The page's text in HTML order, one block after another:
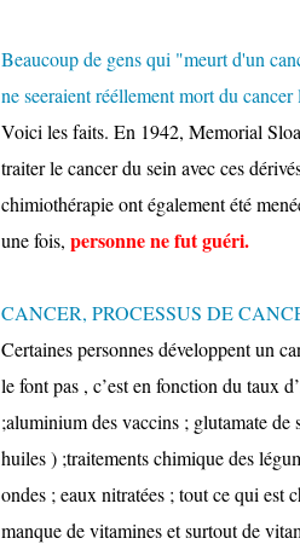
Beaucoup de gens qui "meurt d'un
ne seeraient rééllement mort du cancer
Voici les faits. En 1942, Memorial
traiter le cancer du sein avec ces
chimiothérapie ont également été
une fois, personne ne fut guéri.
CANCER, PROCESSUS DE
Certaines personnes développent un
le font pas , c’est en fonction du taux
;aluminium des vaccins ; glutamate
huiles ) ;traitements chimique des
ondes ; eaux nitratées ; tout ce qui est
manque de vitamines et surtout de